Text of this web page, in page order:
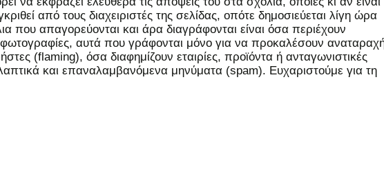
από τους διαχειριστές της σελίδας, οπότε δημοσιεύεται λίγη ώρα
που απαγορεύονται και άρα διαγράφονται είναι όσα περιέχουν
φωτογραφίες, αυτά που γράφονται μόνο για να προκαλέσουν
(flaming), όσα διαφημίζουν εταιρίες, προϊόντα ή ανταγωνιστικές
και επαναλαμβανόμενα μηνύματα (spam). Ευχαριστούμε για τη